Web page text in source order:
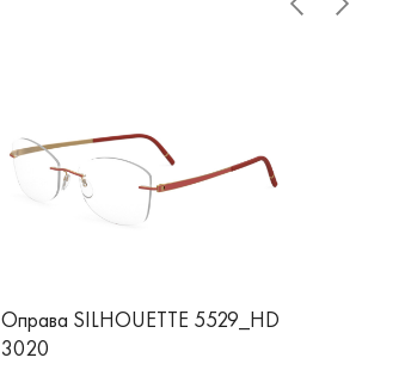
Оправа SILHOUETTE 5529_HD
3020